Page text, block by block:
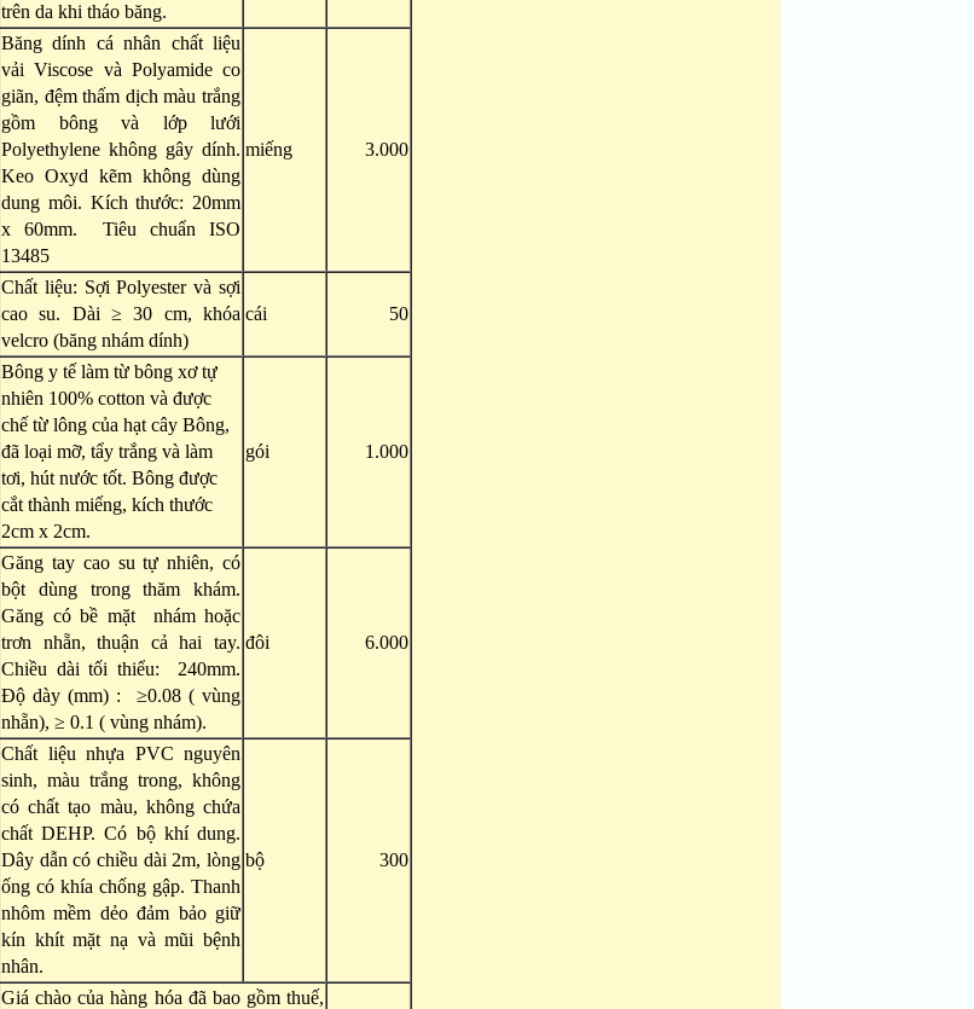
trên da khi tháo băng.
Băng dính cá nhân chất liệu
vải Viscose và Polyamide co
giãn, đệm thấm dịch màu trắng
gồm bông và lớp lưới
Polyethylene không gây dính.
Keo Oxyd kẽm không dùng
dung môi. Kích thước: 20mm
x 60mm. Tiêu chuẩn ISO
13485
miếng 3.000
Chất liệu: Sợi Polyester và sợi
cao su. Dài ≥ 30 cm, khóa
velcro (băng nhám dính)
cái 50
Bông y tế làm từ bông xơ tự
nhiên 100% cotton và được
chế từ lông của hạt cây Bông,
đã loại mỡ, tẩy trắng và làm
tơi, hút nước tốt. Bông được
cắt thành miếng, kích thước
2cm x 2cm.
gói 1.000
Găng tay cao su tự nhiên, có
bột dùng trong thăm khám.
Găng có bề mặt nhám hoặc
trơn nhẵn, thuận cả hai tay.
Chiều dài tối thiểu: 240mm.
Độ dày (mm) : ≥0.08 ( vùng
nhẵn), ≥ 0.1 ( vùng nhám).
đôi 6.000
Chất liệu nhựa PVC nguyên
sinh, màu trắng trong, không
có chất tạo màu, không chứa
chất DEHP. Có bộ khí dung.
Dây dẫn có chiều dài 2m, lòng
ống có khía chống gập. Thanh
nhôm mềm dẻo đảm bảo giữ
kín khít mặt nạ và mũi bệnh
nhân.
bộ 300
Giá chào của hàng hóa đã bao gồm thuế,